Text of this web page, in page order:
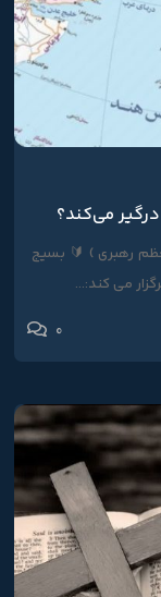
می‌کند؟
رهبری ) 🔰 بسیج
می کند:...
0